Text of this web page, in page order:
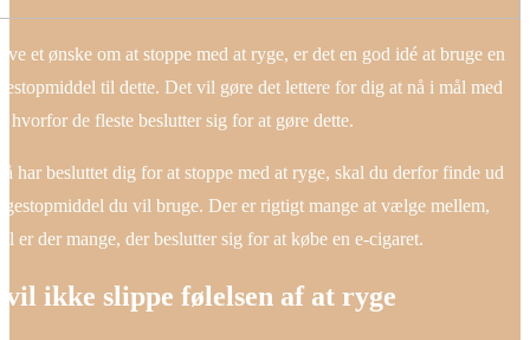
et ønske om at stoppe med at ryge, er det en god idé at bruge en
til dette. Det vil gøre det lettere for dig at nå i mål med
hvorfor de fleste beslutter sig for at gøre dette.
har besluttet dig for at stoppe med at ryge, skal du derfor finde ud
du vil bruge. Der er rigtigt mange at vælge mellem,
er der mange, der beslutter sig for at købe en e-cigaret.
ikke slippe følelsen af at ryge